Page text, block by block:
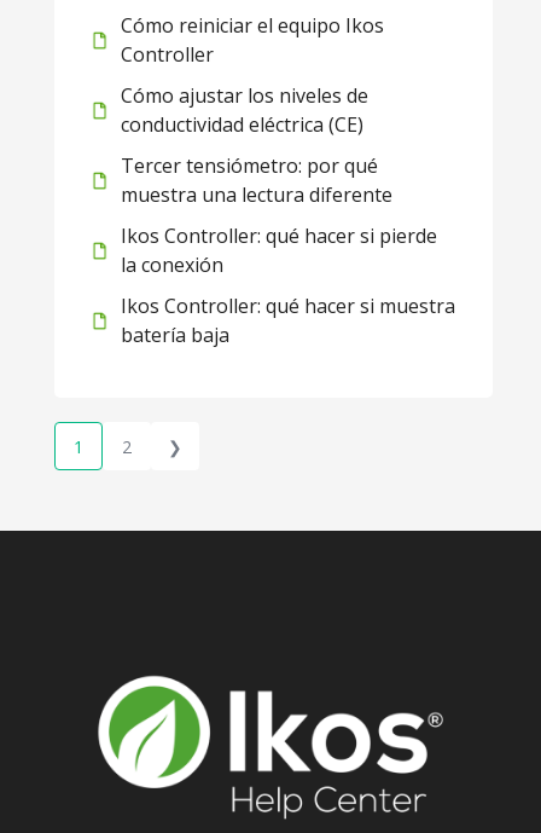
Cómo reiniciar el equipo Ikos
Controller
Cómo ajustar los niveles de
conductividad eléctrica (CE)
Tercer tensiómetro: por qué
muestra una lectura diferente
Ikos Controller: qué hacer si pierde
la conexión
Ikos Controller: qué hacer si muestra
batería baja
1 2 ❯